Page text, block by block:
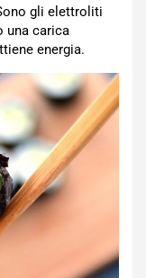
gli elettroliti
una carica
energia.